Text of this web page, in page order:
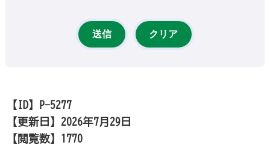
【ID】
P-5277
【更新日】 2026年7月29日
【閲覧数】 1770